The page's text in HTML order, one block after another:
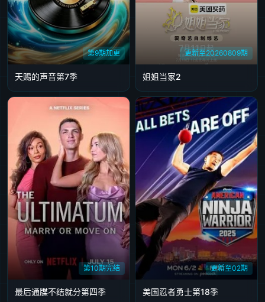
第9期加更
天赐的声音第7季
更新至20260809期
姐姐当家2
第10期完结
最后通牒不结就分第四季
更新至02期
美国忍者勇士第18季